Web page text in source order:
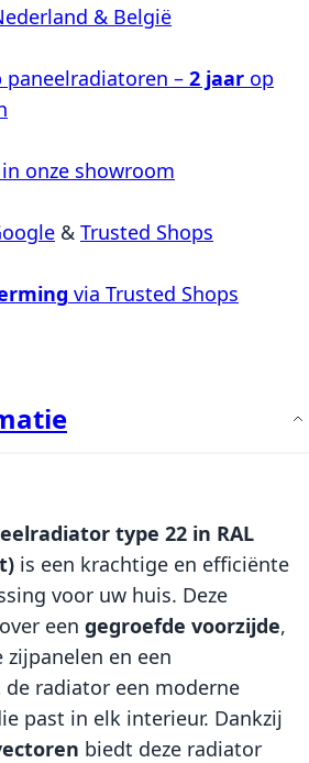
& België
paneelradiatoren – 2 jaar op
in onze showroom
& Trusted Shops
via Trusted Shops
type 22 in RAL
is een krachtige en efficiënte
voor uw huis. Deze
een gegroefde voorzijde,
en een
de radiator een moderne
past in elk interieur. Dankzij
biedt deze radiator